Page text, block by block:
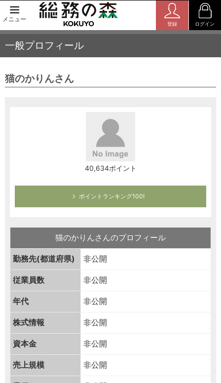
メニュー
登録 ログイン
一般プロフィール
猫のかりんさん
40,634ポイント
ポイントランキング100!
猫のかりんさんのプロフィール
勤務先(都道府県) 非公開
従業員数 非公開
年代 非公開
株式情報 非公開
資本金 非公開
売上規模 非公開